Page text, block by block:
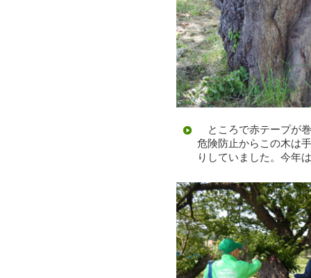
ところで赤テープが
危険防止からこの木は
りしていました。今年